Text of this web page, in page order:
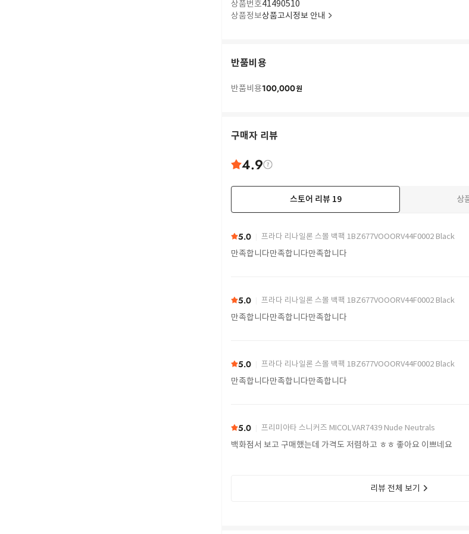
상품번호41490510
상품정보상품고시정보 안내
반품비용
반품비용100,000원
구매자 리뷰
4.9
스토어 리뷰 19 상
5.0 프라다 리나일론 스몰 백팩 1BZ677VOOORV44F0002 Black
만족합니다만족합니다만족합니다
5.0 프라다 리나일론 스몰 백팩 1BZ677VOOORV44F0002 Black
만족합니다만족합니다만족합니다
5.0 프라다 리나일론 스몰 백팩 1BZ677VOOORV44F0002 Black
만족합니다만족합니다만족합니다
5.0 프리미아타 스니커즈 MICOLVAR7439 Nude Neutrals
백화점서 보고 구매했는데 가격도 저렴하고 ㅎㅎ 좋아요 이쁘네요
리뷰 전체 보기